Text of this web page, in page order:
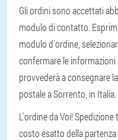
Gli ordini sono accettati
modulo di contatto.
modulo d'ordine,
confermare le
provvederà a consegnare
postale a Sorrento, in Italia.
L'ordine da Voi!
costo esatto della